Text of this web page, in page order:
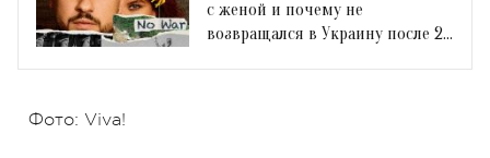
с женой и почему не
возвращался в Украину после 24
Фото: Viva!